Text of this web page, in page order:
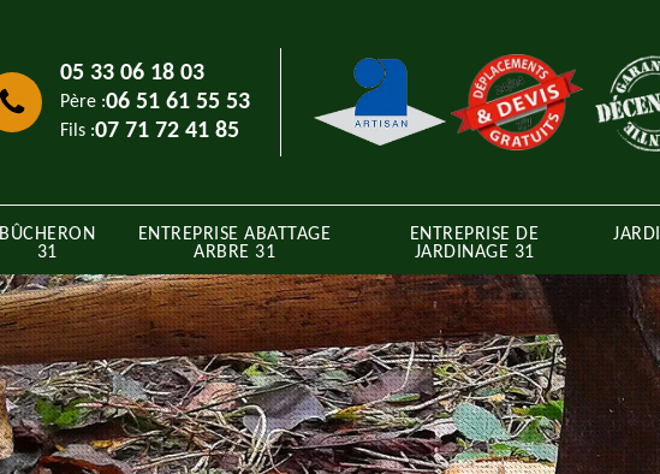
05 33 06 18 03
Père :06 51 61 55 53
Fils :07 71 72 41 85
BÛCHERON
31
ENTREPRISE ABATTAGE
ARBRE 31
ENTREPRISE DE
JARDINAGE 31